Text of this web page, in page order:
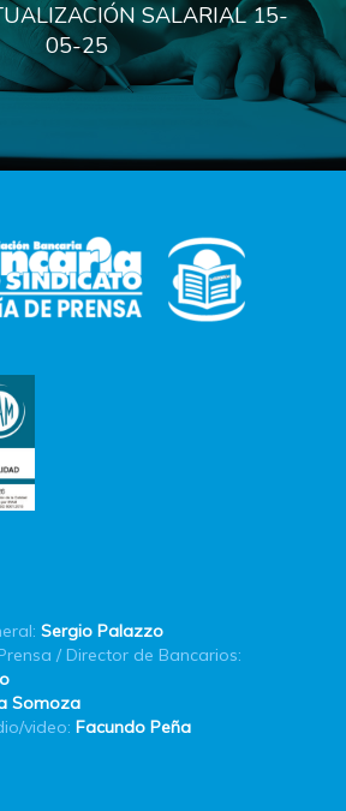
SALARIAL 15-
05-25
Sergio Palazzo
/ Director de Bancarios:
Somoza
video: Facundo Peña